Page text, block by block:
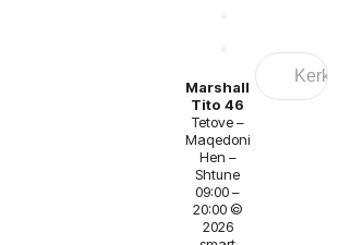
Marshall
Tito 46
Tetove –
Maqedoni
Hen –
Shtune
09:00 –
20:00 ©
2026
Search
...